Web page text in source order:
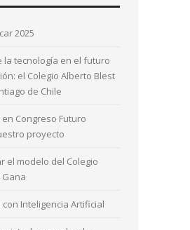
2025
la tecnología en el futuro
el Colegio Alberto Blest
de Chile
Congreso Futuro
proyecto
el modelo del Colegio
Inteligencia Artificial